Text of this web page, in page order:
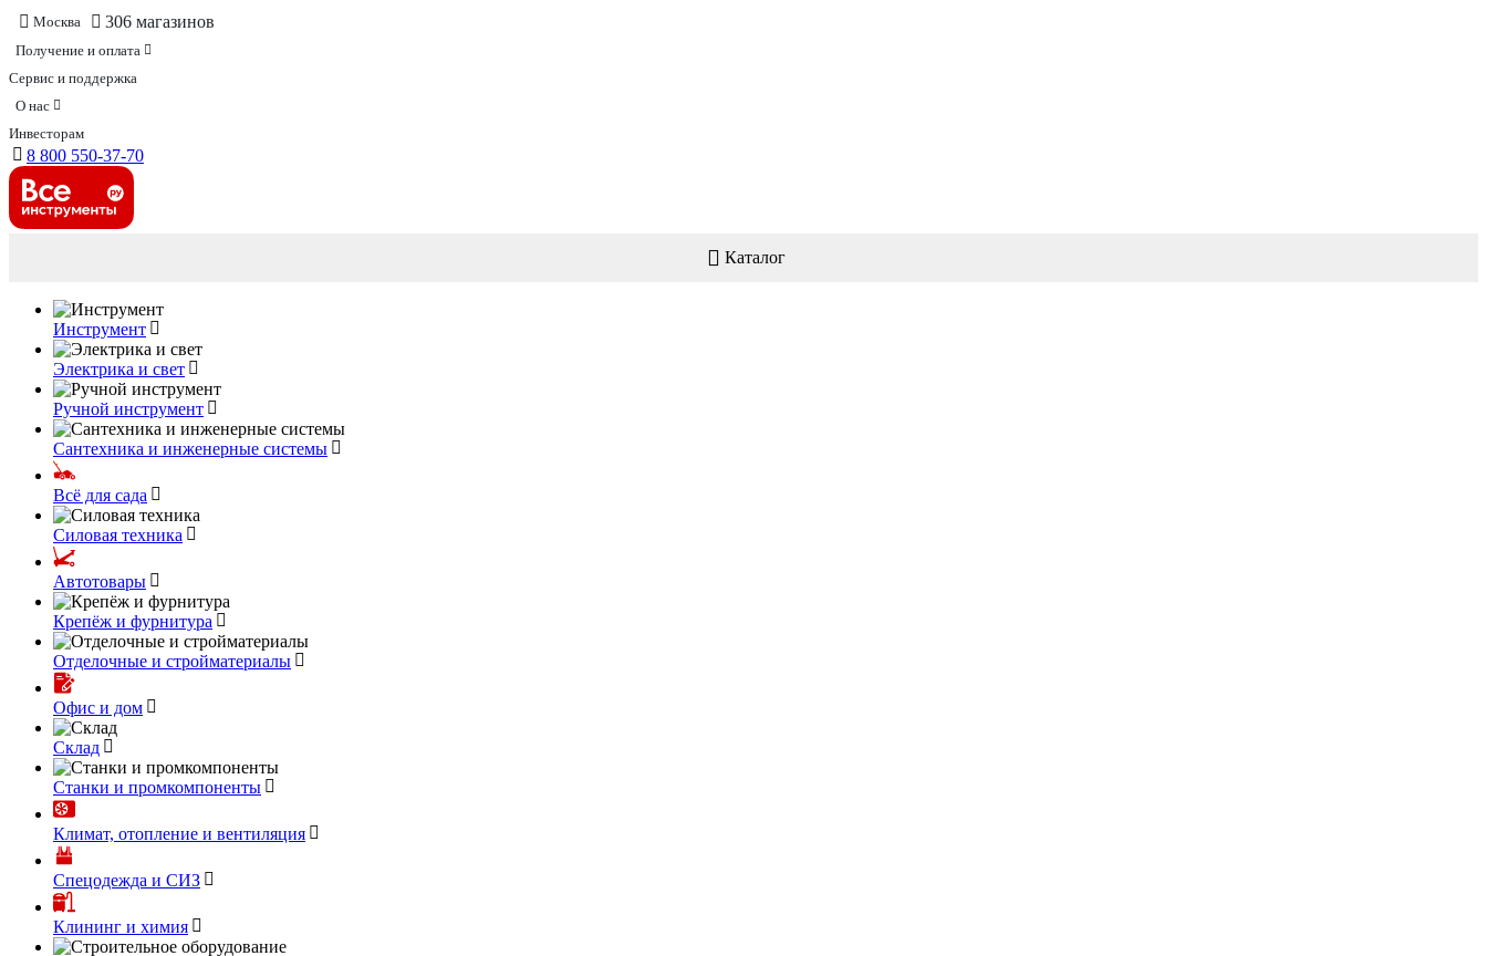
Москва 306 магазинов
Получение и оплата
Сервис и поддержка
О нас
Инвесторам
8 800 550-37-70
Каталог
Инструмент
Электрика и свет
Ручной инструмент
Сантехника и инженерные системы
Всё для сада
Силовая техника
Автотовары
Крепёж и фурнитура
Отделочные и стройматериалы
Офис и дом
Склад
Станки и промкомпоненты
Климат, отопление и вентиляция
Спецодежда и СИЗ
Клининг и химия